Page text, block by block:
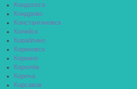
Кондопога
Кондрово
Константиновск
Копейск
Кораблино
Кореновск
Коркино
Королёв
Короча
Корсаков